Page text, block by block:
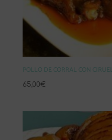
POLLO DE CORRAL CON
65,00€